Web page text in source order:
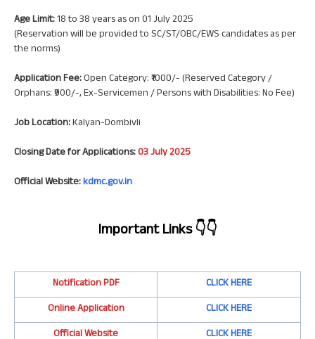
Age Limit:18 to 38 years as on 01 July 2025
(Reservation will be provided to SC/ST/OBC/EWS candidates as per
the norms)
Application Fee:Open Category: ₹1000/- (Reserved Category /
Orphans: ₹900/-, Ex-Servicemen / Persons with Disabilities: No Fee)
Job Location:Kalyan-Dombivli
Closing Date for Applications:03 July 2025
Official Website:kdmc.gov.in
Important Links👇👇
Notification PDF
CLICK HERE
Online Application
CLICK HERE
Official Website
CLICK HERE